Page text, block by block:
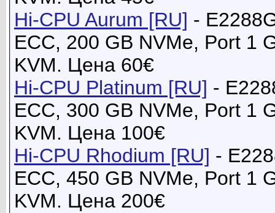
Hi-CPU Aurum [RU] -
ECC, 200 GB NVMe, Port 1
KVM. Цена 60€
Hi-CPU Platinum [RU] -
ECC, 300 GB NVMe, Port 1
KVM. Цена 100€
Hi-CPU Rhodium [RU] -
ECC, 450 GB NVMe, Port 1
KVM. Цена 200€